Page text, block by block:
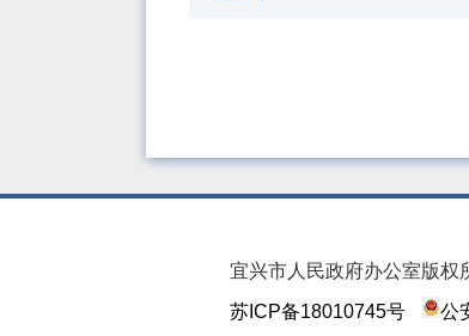
宜兴市人民政府办公室版权
苏ICP备18010745号
公